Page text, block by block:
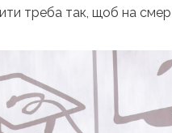
треба так, щоб на